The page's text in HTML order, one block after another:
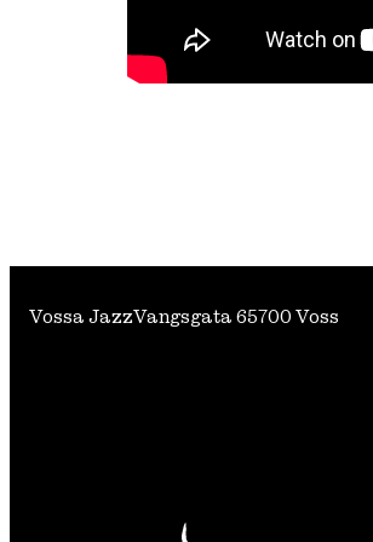
Vossa JazzVangsgata 65700 Voss